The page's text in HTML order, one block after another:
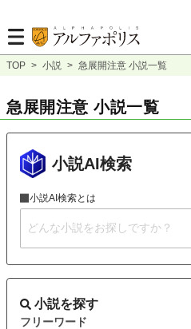
TOP > 小説 > 急展開注意 小説一覧
急展開注意 小説一覧
小説AI検索
小説AI検索とは
小説を探す
フリーワード